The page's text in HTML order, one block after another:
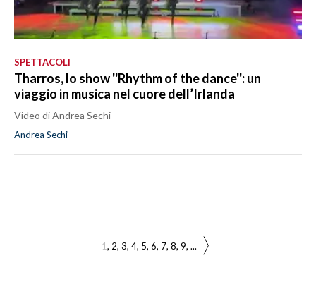
SPETTACOLI
Tharros, lo show ''Rhythm of the dance'': un
viaggio in musica nel cuore dell’Irlanda
Video di Andrea Sechi
Andrea Sechi
1 2 3 4 5 6 7 8 9 ...